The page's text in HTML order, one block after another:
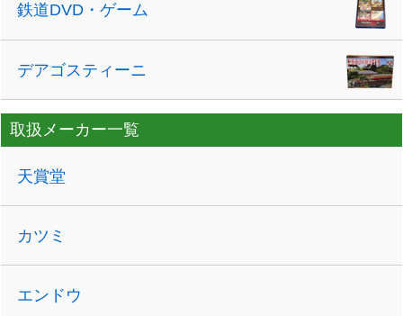
鉄道DVD・ゲーム
デアゴスティーニ
取扱メーカー一覧
天賞堂
カツミ
エンドウ